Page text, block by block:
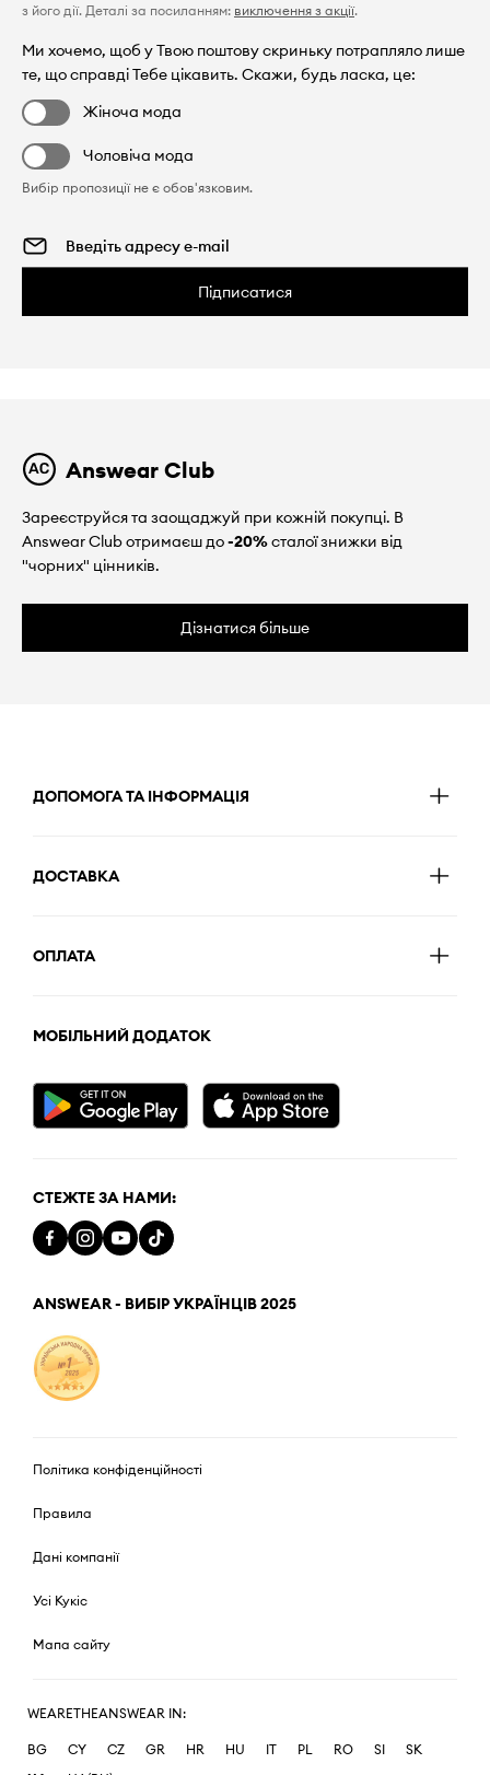
з його дії. Деталі за посиланням: виключення з акції.
Ми хочемо, щоб у Твою поштову скриньку потрапляло лише
те, що справді Тебе цікавить. Скажи, будь ласка, це:
Жіноча мода
Чоловіча мода
Вибір пропозиції не є обов'язковим.
Підписатися
Answear Club
Зареєструйся та заощаджуй при кожній покупці. В
Answear Club отримаєш до-20%сталої знижки від
"чорних" цінників.
Дізнатися більше
ДОПОМОГА ТА ІНФОРМАЦІЯ
ДОСТАВКА
ОПЛАТА
МОБІЛЬНИЙ ДОДАТОК
СТЕЖТЕ ЗА НАМИ:
ANSWEAR - ВИБІР УКРАЇНЦІВ 2025
Політика конфіденційності
Правила
Дані компанії
Усі Кукіс
Мапа сайту
WEARETHEANSWEAR IN:
BG CY CZ GR HR HU IT PL RO SI
SK